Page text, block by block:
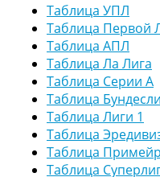
Таблица УПЛ
Таблица Первой
Таблица АПЛ
Таблица Ла Лига
Таблица Серии А
Таблица
Таблица Лиги 1
Таблица
Таблица
Таблица